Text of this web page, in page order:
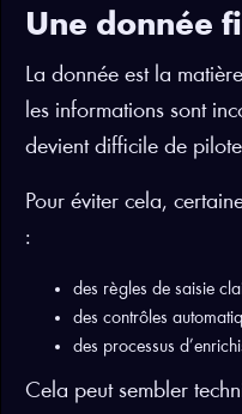
Une donnée
La donnée est la
les informations sont
devient difficile de
Pour éviter cela,
:
des règles de saisie
des contrôles
des processus
Cela peut sembler